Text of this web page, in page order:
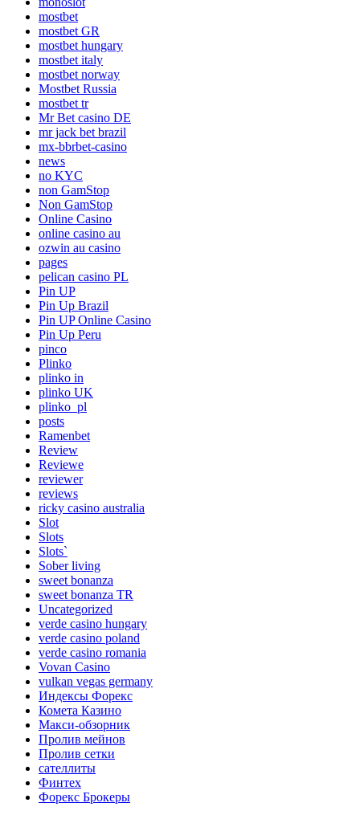
mostbet
mostbet GR
mostbet hungary
mostbet italy
mostbet norway
Mostbet Russia
mostbet tr
Mr Bet casino DE
mr jack bet brazil
mx-bbrbet-casino
news
no KYC
non GamStop
Non GamStop
Online Casino
online casino au
ozwin au casino
pages
pelican casino PL
Pin UP
Pin Up Brazil
Pin UP Online Casino
Pin Up Peru
pinco
Plinko
plinko in
plinko UK
plinko_pl
posts
Ramenbet
Review
Reviewe
reviewer
reviews
ricky casino australia
Slot
Slots
Slots`
Sober living
sweet bonanza
sweet bonanza TR
Uncategorized
verde casino hungary
verde casino poland
verde casino romania
Vovan Casino
vulkan vegas germany
Индексы Форекс
Комета Казино
Макси-обзорник
Пролив мейнов
Пролив сетки
сателлиты
Финтех
Форекс Брокеры